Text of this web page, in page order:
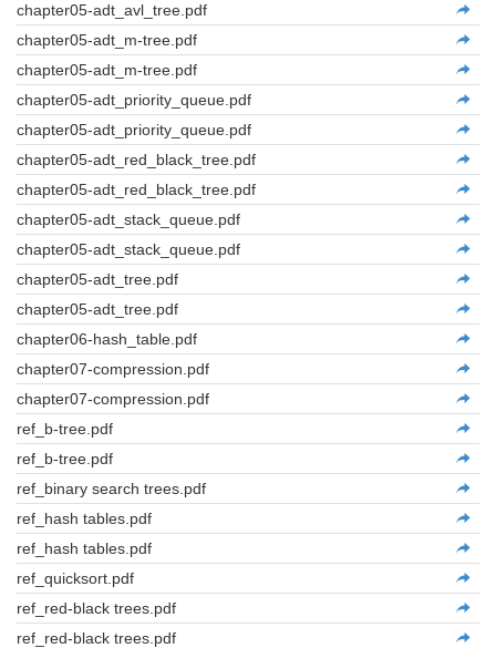
chapter05-adt_avl_tree.pdf
chapter05-adt_m-tree.pdf
chapter05-adt_m-tree.pdf
chapter05-adt_priority_queue.pdf
chapter05-adt_priority_queue.pdf
chapter05-adt_red_black_tree.pdf
chapter05-adt_red_black_tree.pdf
chapter05-adt_stack_queue.pdf
chapter05-adt_stack_queue.pdf
chapter05-adt_tree.pdf
chapter05-adt_tree.pdf
chapter06-hash_table.pdf
chapter07-compression.pdf
chapter07-compression.pdf
ref_b-tree.pdf
ref_b-tree.pdf
ref_binary search trees.pdf
ref_hash tables.pdf
ref_hash tables.pdf
ref_quicksort.pdf
ref_red-black trees.pdf
ref_red-black trees.pdf